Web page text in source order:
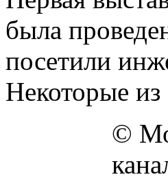
была
посетили
Некоторые
©